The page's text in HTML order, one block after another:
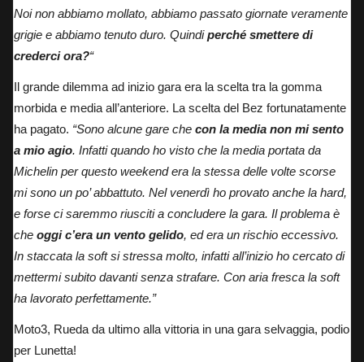
Noi non abbiamo mollato, abbiamo passato giornate veramente
grigie e abbiamo tenuto duro. Quindiperché smettere di
crederci ora?“
Il grande dilemma ad inizio gara era la scelta tra la gomma
morbida e media all’anteriore. La scelta del Bez fortunatamente
ha pagato. “Sono alcune gare che con la media non mi sento
a mio agio. Infatti quando ho visto che la media portata da
Michelin per questo weekend era la stessa delle volte scorse
mi sono un po’ abbattuto. Nel venerdì ho provato anche la hard,
e forse ci saremmo riusciti a concludere la gara. Il problema è
che oggi c’era un vento gelido, ed era un rischio eccessivo.
In staccata la soft si stressa molto, infatti all’inizio ho cercato di
mettermi subito davanti senza strafare. Con aria fresca la soft
ha lavorato perfettamente.”
Moto3, Rueda da ultimo alla vittoria in una gara selvaggia, podio
per Lunetta!